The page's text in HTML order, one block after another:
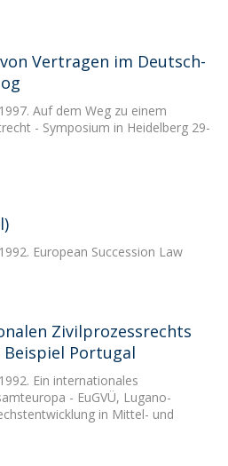
Vertragen im Deutsch-
1997. Auf dem Weg zu einem
- Symposium in Heidelberg 29-
1992. European Succession Law
Zivilprozessrechts
Beispiel Portugal
1992. Ein internationales
- EuGVÜ, Lugano-
in Mittel- und